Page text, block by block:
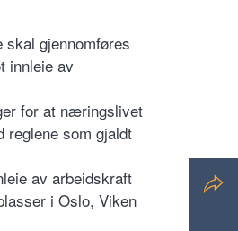
skal gjennomføres
innleie av
for at næringslivet
reglene som gjaldt
av arbeidskraft
i Oslo, Viken